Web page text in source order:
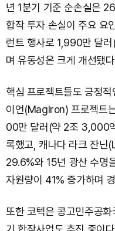
년 1분기 기준 순손실은
합작 투자 손실이 주요 요
런트 행사로 1,990만 달
며 유동성은 크게 개선됐
핵심 프로젝트들도 긍정
이언(MagIron) 프로젝트
00만 달러(약 2조 3,000
록했고, 캐나다 라크 잔닌
29.6%와 15년 광산 수명
자원량이 41% 증가하며
또한 코텍은 콩고민주공